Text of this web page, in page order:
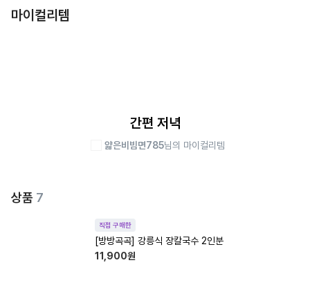
마이컬리템
간편 저녁
얇은비빔면785님의 마이컬리템
상품 7
직접 구매한
[방방곡곡] 강릉식 장칼국수 2인분
11,900원